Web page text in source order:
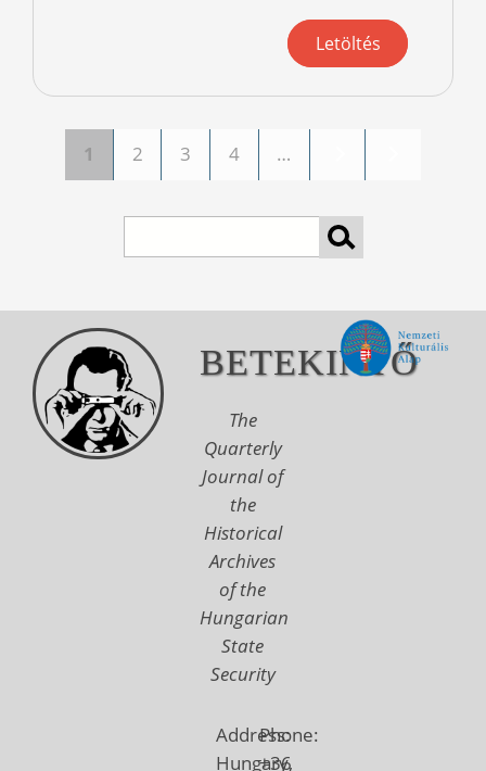
Letöltés
Pages
1 2 3 4 …
BETEKINTŐ
The
Quarterly
Journal of
the
Historical
Archives
of the
Hungarian
State
Security
Address:
Hungary,
Phone:
+36